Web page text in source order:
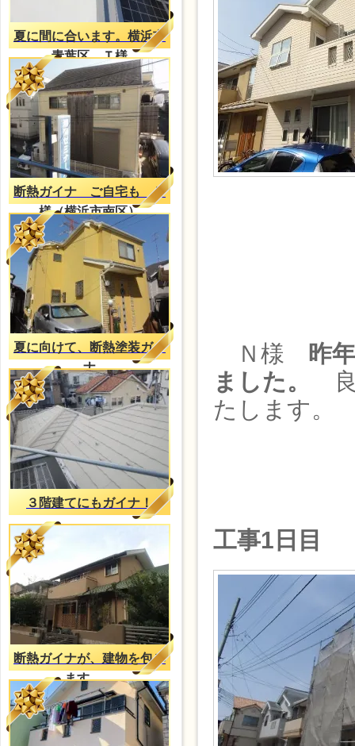
夏に間に合います。横浜市
青葉区 Ｔ様
断熱ガイナ ご自宅も Ｔ
様（横浜市南区）
夏に向けて、断熱塗装ガイ
ナ
３階建てにもガイナ！
断熱ガイナが、建物を包み
ます。。
Ｎ様
昨
ました。
良
たします。
工事1日目